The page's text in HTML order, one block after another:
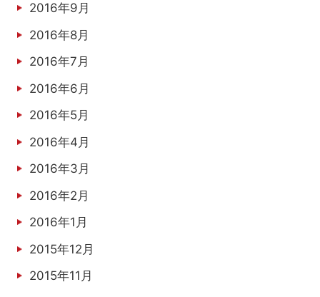
2016年9月
2016年8月
2016年7月
2016年6月
2016年5月
2016年4月
2016年3月
2016年2月
2016年1月
2015年12月
2015年11月